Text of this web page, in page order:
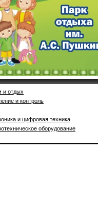
и отдых
и контроль
и цифровая техника
оборудование